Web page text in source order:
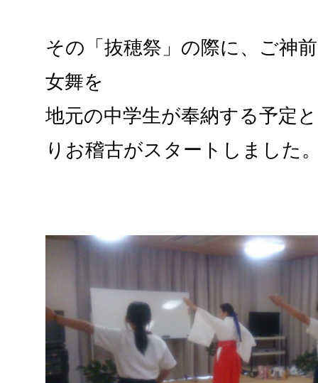
その「抜穂祭」の際に、ご神
女舞を
地元の中学生が奉納する予定
りお稽古がスタートしました